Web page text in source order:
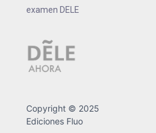
examen DELE
Copyright © 2025
Ediciones Fluo